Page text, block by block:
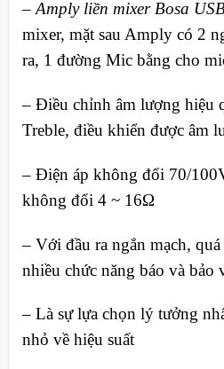
–Amply liền mixer Bosa
mixer, mặt sau Amply có 2
ra, 1 đường Mic bằng cho
– Điều chỉnh âm lượng hiệu
Treble, điều khiển được âm
– Điện áp không đổi 70/
không đổi 4 ~ 16Ω
– Với đầu ra ngắn mạch,
nhiều chức năng báo và bảo
– Là sự lựa chọn lý tưởng
nhỏ về hiệu suất